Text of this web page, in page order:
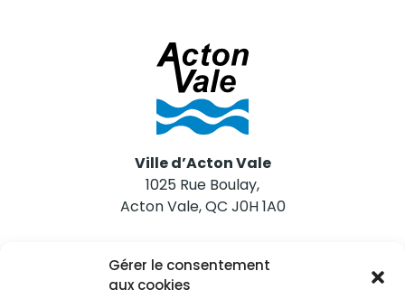
Gérer le consentement
aux cookies
Ville d’Acton Vale
1025 Rue Boulay,
Acton Vale, QC J0H 1A0
Nous joindre
Tél. 450 546-2703